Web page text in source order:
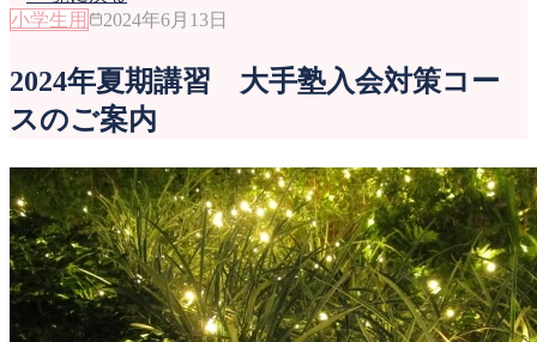
小学生用
2024年6月13日
2024年夏期講習 大手塾入会対策コー
スのご案内